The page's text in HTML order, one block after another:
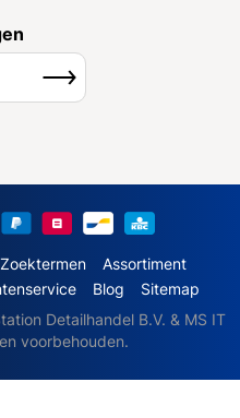
Inschrijven
Zoektermen
Assortiment
Blog
Sitemap
Detailhandel B.V. & MS IT
voorbehouden.